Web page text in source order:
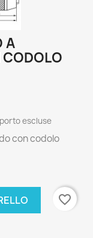
A
CODOLO
escluse
con codolo
favorite_border